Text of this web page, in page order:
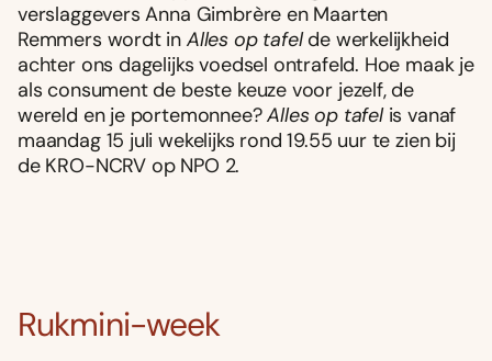
verslaggevers Anna Gimbrère en Maarten
Remmers wordt in Alles op tafelde werkelijkheid
achter ons dagelijks voedsel ontrafeld. Hoe maak je
als consument de beste keuze voor jezelf, de
wereld en je portemonnee?Alles op tafelis vanaf
maandag 15 juli wekelijks rond 19.55 uur te zien bij
de KRO-NCRV op NPO 2.
Rukmini-week